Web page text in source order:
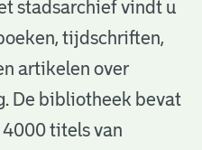
stadsarchief vindt u
tijdschriften,
artikelen over
De bibliotheek bevat
titels van